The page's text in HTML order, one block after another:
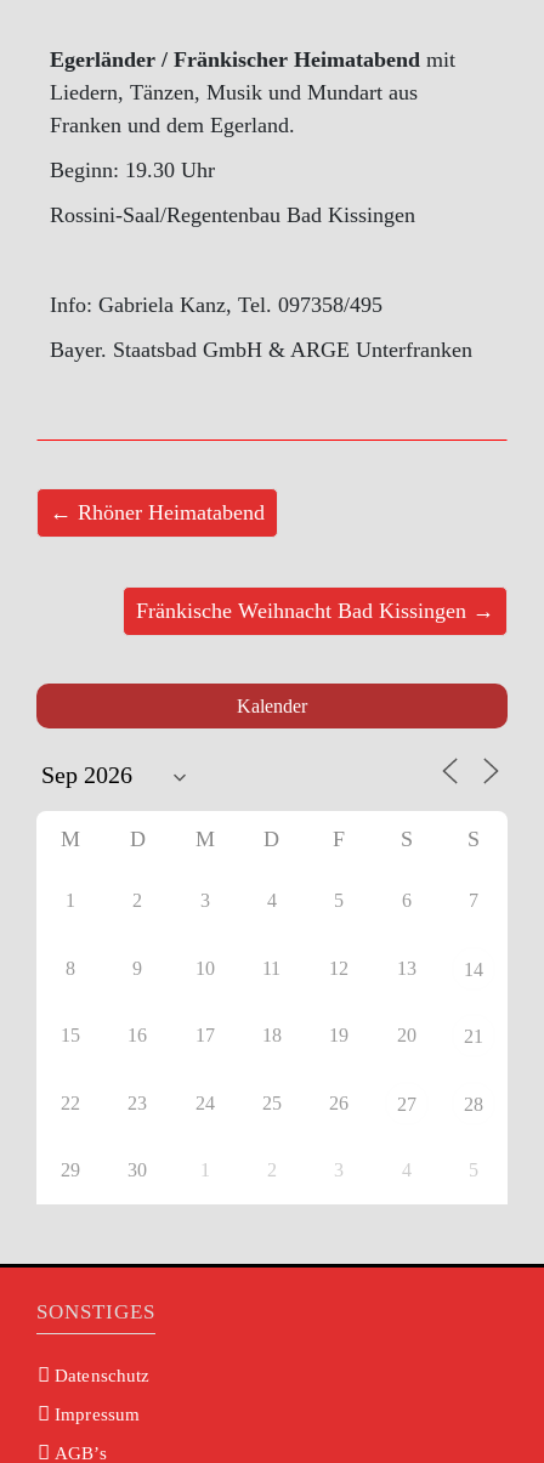
Egerländer / Fränkischer Heimatabend mit
Liedern, Tänzen, Musik und Mundart aus
Franken und dem Egerland.
Beginn: 19.30 Uhr
Rossini-Saal/Regentenbau Bad Kissingen
Info: Gabriela Kanz, Tel. 097358/495
Bayer. Staatsbad GmbH & ARGE Unterfranken
← Rhöner Heimatabend
Fränkische Weihnacht Bad Kissingen →
Kalender
M D M D F S S
1 2 3 4 5 6 7
8 9 10 11 12 13 14
15 16 17 18 19 20 21
22 23 24 25 26 27 28
29 30 1 2 3 4 5
SONSTIGES
Datenschutz
Impressum
AGB’s